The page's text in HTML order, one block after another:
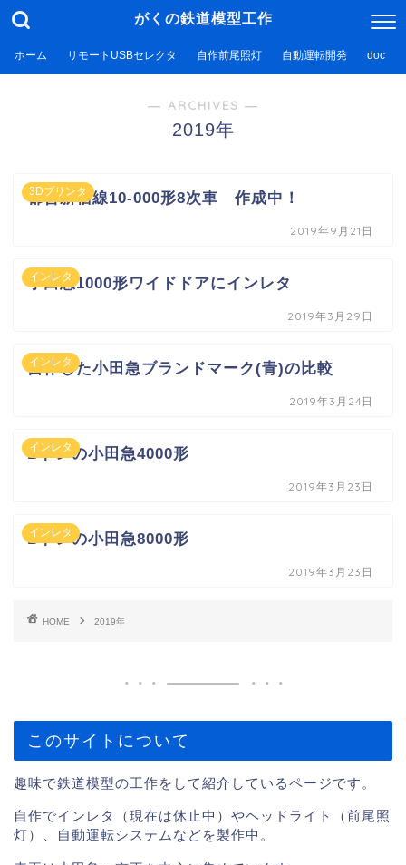
がくの鉄道模型工作
ホーム リモートUSBセレクタ 自作前尾照灯 自動運転開発 doc
― ARCHIVES ―
2019年
3Dプリンタ
都営新宿線10-000形8次車 作成中！
2019年9月21日
インレタ
小田急1000形ワイドドアにインレタ
2019年3月29日
インレタ
自作した小田急ブランドマーク(青)の比較
2019年3月24日
インレタ
Bトレの小田急4000形
2019年3月23日
インレタ
Bトレの小田急8000形
2019年3月23日
HOME 2019年
このサイトについて
趣味で鉄道模型の工作をして紹介しているページです。
自作でインレタ（現在は休止中）やヘッドライト（前尾照
灯）、自動運転システムなどを製作中。